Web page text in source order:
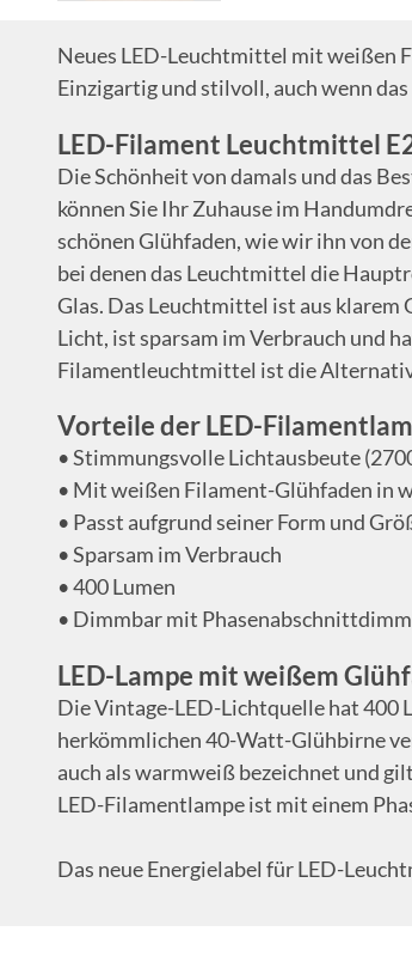
Neues LED-Leuchtmittel mit weißen
Einzigartig und stilvoll, auch wenn
LED-Filament Leuchtmittel
Die Schönheit von damals und das
können Sie Ihr Zuhause im
schönen Glühfaden, wie wir ihn von
bei denen das Leuchtmittel die
Glas. Das Leuchtmittel ist aus
Licht, ist sparsam im Verbrauch und
Filamentleuchtmittel ist die
Vorteile der LED-
• Stimmungsvolle Lichtausbeute
• Mit weißen Filament-Glühfaden in
• Passt aufgrund seiner Form und
• Sparsam im Verbrauch
• 400 Lumen
• Dimmbar mit
LED-Lampe mit weißem
Die Vintage-LED-Lichtquelle hat 400
herkömmlichen 40-Watt-Glühbirne
auch als warmweiß bezeichnet und
LED-Filamentlampe ist mit einem
Das neue Energielabel für LED-